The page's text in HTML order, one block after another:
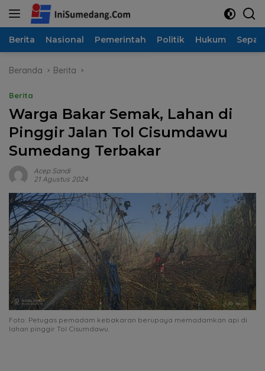
Langsung
Berita Nasional Pemerintah Politik Hukum
Beranda Berita
Berita
Warga Bakar Semak, Lahan di
Pinggir Jalan Tol Cisumdawu
Sumedang Terbakar
Acep Sandi
21 Agustus 2024
Foto: Petugas pemadam kebakaran berupaya memadamkan api di
lahan pinggir Tol Cisumdawu.